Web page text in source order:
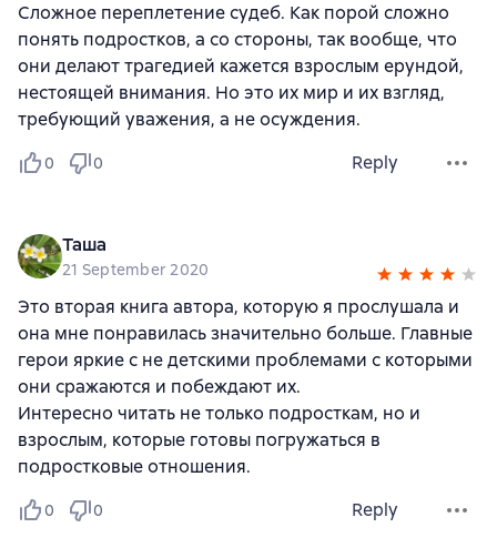
Сложное переплетение судеб. Как порой сложно
понять подростков, а со стороны, так вообще, что
они делают трагедией кажется взрослым ерундой,
нестоящей внимания. Но это их мир и их взгляд,
требующий уважения, а не осуждения.
0 0 Reply
Таша
21 September 2020
Это вторая книга автора, которую я прослушала и
она мне понравилась значительно больше. Главные
герои яркие с не детскими проблемами с которыми
они сражаются и побеждают их.
Интересно читать не только подросткам, но и
взрослым, которые готовы погружаться в
подростковые отношения.
0 0 Reply